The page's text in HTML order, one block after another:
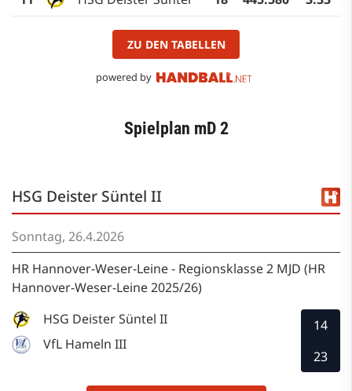
ZU DEN TABELLEN
powered by
Spielplan mD 2
HSG Deister Süntel II
Sonntag, 26.4.2026
HR Hannover-Weser-Leine - Regionsklasse 2 MJD (HR
Hannover-Weser-Leine 2025/26)
HSG Deister Süntel II
VfL Hameln III
14
23